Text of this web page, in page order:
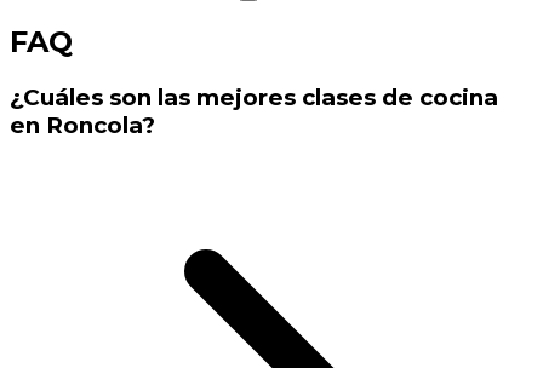
FAQ
¿Cuáles son las mejores clases de cocina
en Roncola?